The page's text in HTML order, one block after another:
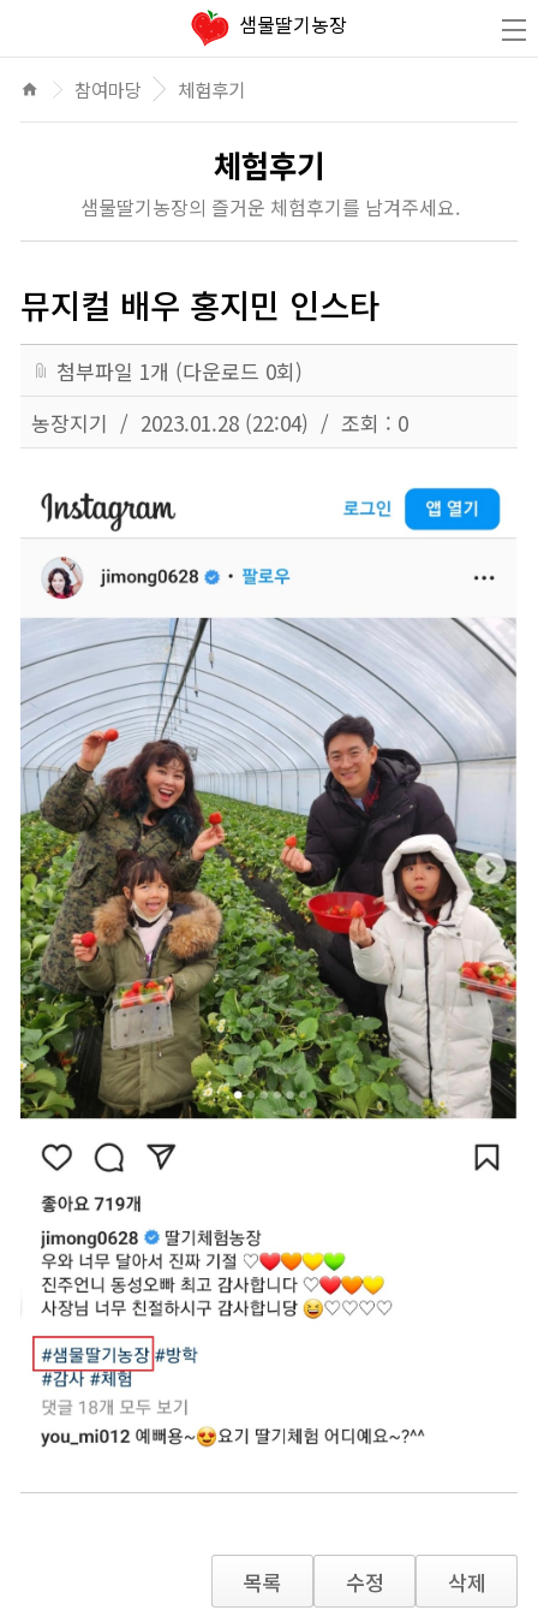
샘물딸기농장
는 딸기체험을 통해 행복한 추억을 만들어가세요
home 참여마당 체험후기
체험후기
샘물딸기농장의 즐거운 체험후기를 남겨주세요.
뮤지컬 배우 홍지민 인스타
첨부파일 1개 (다운로드 0회)
농장지기 / 2023.01.28 (22:04) / 조회 : 0
목록 수정 삭제